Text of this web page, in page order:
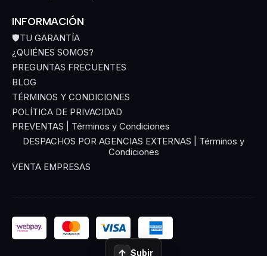
INFORMACIÓN
🛡️TU GARANTÍA
¿QUIÉNES SOMOS?
PREGUNTAS FRECUENTES
BLOG
TÉRMINOS Y CONDICIONES
POLÍTICA DE PRIVACIDAD
PREVENTAS | Términos y Condiciones
DESPACHOS POR AGENCIAS EXTERNAS | Términos y
Condiciones
VENTA EMPRESAS
↑ Subir